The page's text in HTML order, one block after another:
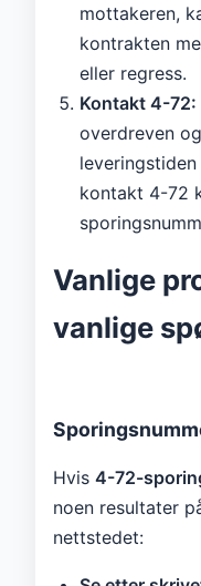
mottakeren,
kontrakten
eller regress.
Kontakt 4-72:
overdreven
kontakt 4-72
Vanlige
vanlige
Hvis 4-72-
noen resultater
nettstedet: